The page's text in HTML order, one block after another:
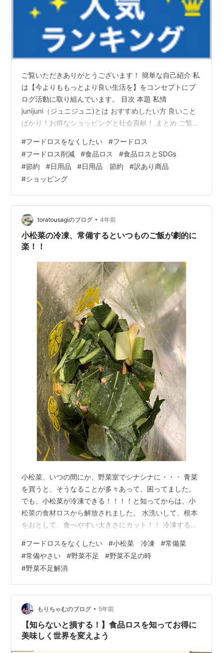
ご覧いただきありがとうございます！ 簡単な自己紹介 私
は【今よりももっとより良い生活を】をコンセプトにブ
ログ活動に取り組んでいます。 目次 本題 私情
junijuni（ジュニジュニ)とは おすすめしたい方 良いこと
ばかり！お得なショッピングと社会貢献！ まとめ ご覧い
#フードロスをなくしたい #フードロス
#フードロス削減 #食品ロス #食品ロスとSDGs
#節約 #日用品 #日用品 節約 #訳あり商品
#ショッピング
toratousagiのブログ • 4年前
小松菜の冷凍、常備するといつものご飯が劇的に
楽！！
小松菜、いつの間にか、野菜室でシナシナに・・・ 青菜
を買うと、そうなることが多々あって、困ってました。
でも、小松菜が冷凍できる！！！！と知ってからは、小
松菜の食材ロスから解放されました。 水洗いして、根本
をおとして、食べやすい大きさにカット！！ 冷凍する
い！！ 冷凍庫に常備するようになりました。 そして１束
の小松菜を処理する時に、下の食材を入れておくと、毎
日のお弁当や晩御飯がめっちゃ楽！！！青菜と緑黄色野
菜と大豆、きのこというバランスのとれた４種♪ 【小松菜
常備セット】 ・小松菜１束 ・人参１本 ・油揚げ１～２
枚 ・きのこ類（しいたけ、えのき、…
#フードロスをなくしたい #小松菜 冷凍 #常備菜
#常備やさい #野菜不足 #野菜不足の時
#野菜不足解消
もりちゃむのブログ • 5年前
【知らないと損する！】食品ロスを知ってお得に
美味しく世界を変えよう